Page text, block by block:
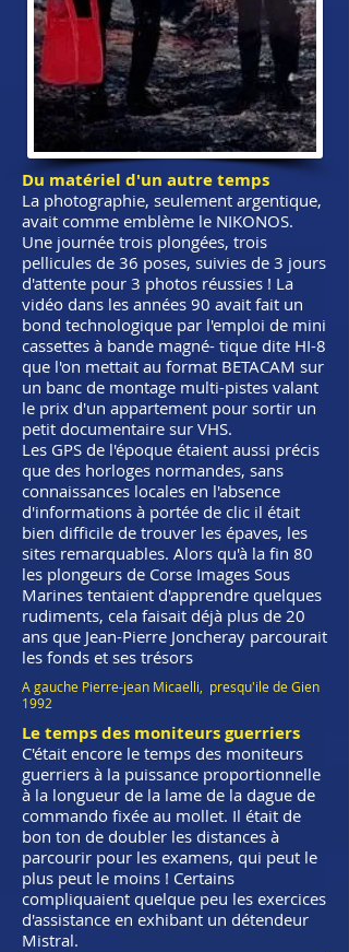
Du matériel d'un autre temps
La photographie, seulement argentique,
avait comme emblème le NIKONOS.
Une journée trois plongées, trois
pellicules de 36 poses, suivies de 3 jours
d'attente pour 3 photos réussies ! La
vidéo dans les années 90 avait fait un
bond technologique par l'emploi de mini
cassettes à bande magné- tique dite HI-8
que l'on mettait au format BETACAM sur
un banc de montage multi-pistes valant
le prix d'un appartement pour sortir un
petit documentaire sur VHS.
Les GPS de l'époque étaient aussi précis
que des horloges normandes, sans
connaissances locales en l'absence
d'informations à portée de clic il était
bien difficile de trouver les épaves, les
sites remarquables. Alors qu'à la fin 80
les plongeurs de Corse Images Sous
Marines tentaient d'apprendre quelques
rudiments, cela faisait déjà plus de 20
ans que Jean-Pierre Joncheray parcourait
les fonds et ses trésors
A gauche Pierre-jean Micaelli, presqu'ile de Gien
1992
Le temps des moniteurs guerriers
C'était encore le temps des moniteurs
guerriers à la puissance proportionnelle
à la longueur de la lame de la dague de
commando fixée au mollet. Il était de
bon ton de doubler les distances à
parcourir pour les examens, qui peut le
plus peut le moins ! Certains
compliquaient quelque peu les exercices
d'assistance en exhibant un détendeur
Mistral.